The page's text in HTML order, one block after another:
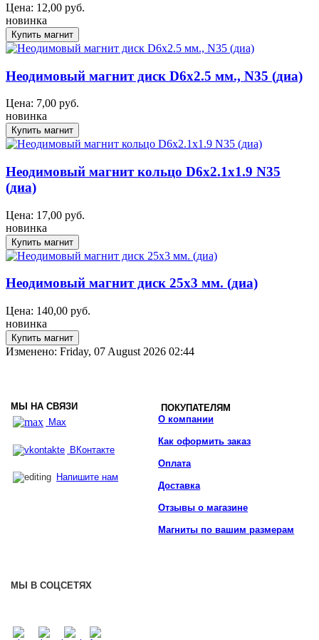
Цена: 12,00 руб.
новинка
Неодимовый магнит диск D6x2.5 мм., N35 (диа)
Цена: 7,00 руб.
новинка
Неодимовый магнит кольцо D6x2.1x1.9 N35
(диа)
Цена: 17,00 руб.
новинка
Неодимовый магнит диск 25х3 мм. (диа)
Цена: 140,00 руб.
новинка
Изменено: Friday, 07 August 2026 02:44
МЫ НА СВЯЗИ
ПОКУПАТЕЛЯМ
Max
ВКонтакте
Напишите нам
О компании
Как оформить заказ
Оплата
Доставка
Отзывы о магазине
Магниты по вашим размерам
МЫ В СОЦСЕТЯХ